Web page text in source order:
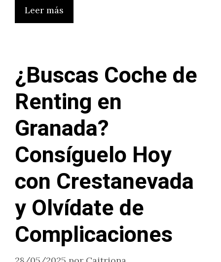
Leer más
¿Buscas Coche de
Renting en
Granada?
Consíguelo Hoy
con Crestanevada
y Olvídate de
Complicaciones